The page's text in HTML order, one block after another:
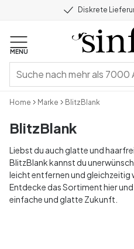
Diskrete
MENU
Home Marke BlitzBlank
BlitzBlank
Liebst du auch glatte und
BlitzBlank kannst du
leicht entfernen und gleichzeitig
Entdecke das Sortiment hier
einfache und glatte Zukunft.